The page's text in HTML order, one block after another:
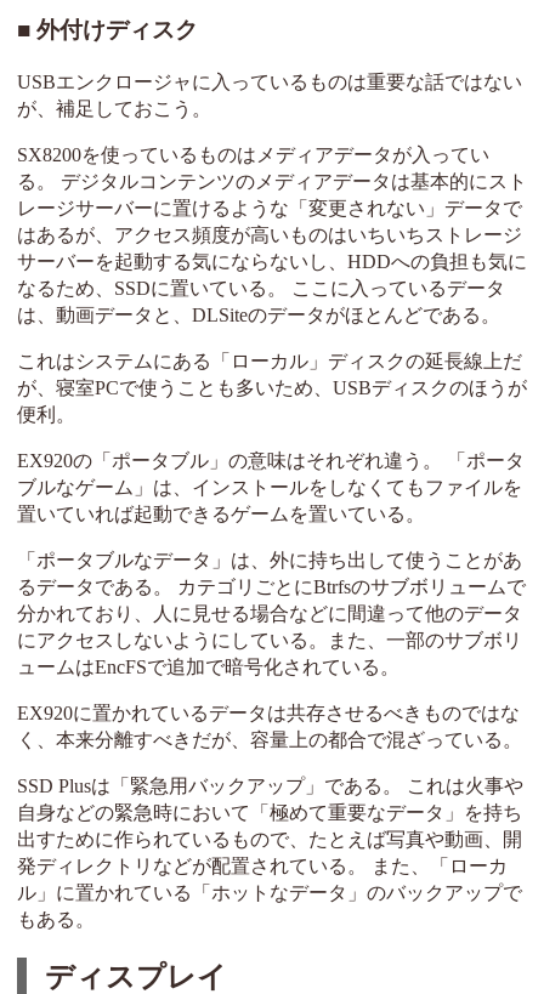
外付けディスク
USBエンクロージャに入っているものは重要な話ではない
が、補足しておこう。
SX8200を使っているものはメディアデータが入ってい
る。 デジタルコンテンツのメディアデータは基本的にスト
レージサーバーに置けるような「変更されない」データで
はあるが、アクセス頻度が高いものはいちいちストレージ
サーバーを起動する気にならないし、HDDへの負担も気に
なるため、SSDに置いている。 ここに入っているデータ
は、動画データと、DLSiteのデータがほとんどである。
これはシステムにある「ローカル」ディスクの延長線上だ
が、寝室PCで使うことも多いため、USBディスクのほうが
便利。
EX920の「ポータブル」の意味はそれぞれ違う。 「ポータ
ブルなゲーム」は、インストールをしなくてもファイルを
置いていれば起動できるゲームを置いている。
「ポータブルなデータ」は、外に持ち出して使うことがあ
るデータである。 カテゴリごとにBtrfsのサブボリュームで
分かれており、人に見せる場合などに間違って他のデータ
にアクセスしないようにしている。また、一部のサブボリ
ュームはEncFSで追加で暗号化されている。
EX920に置かれているデータは共存させるべきものではな
く、本来分離すべきだが、容量上の都合で混ざっている。
SSD Plusは「緊急用バックアップ」である。 これは火事や
自身などの緊急時において「極めて重要なデータ」を持ち
出すために作られているもので、たとえば写真や動画、開
発ディレクトリなどが配置されている。 また、「ローカ
ル」に置かれている「ホットなデータ」のバックアップで
もある。
ディスプレイ